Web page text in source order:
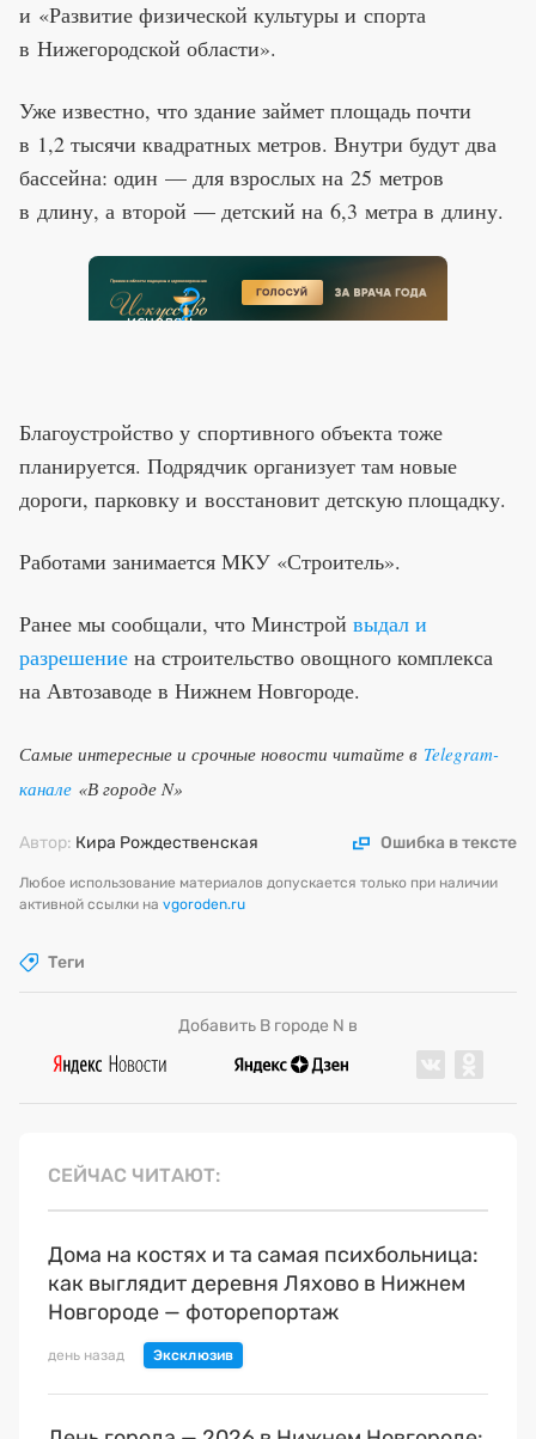
и «Развитие физической культуры и спорта
в Нижегородской области».
Уже известно, что здание займет площадь почти
в 1,2 тысячи квадратных метров. Внутри будут два
бассейна: один — для взрослых на 25 метров
в длину, а второй — детский на 6,3 метра в длину.
Благоустройство у спортивного объекта тоже
планируется. Подрядчик организует там новые
дороги, парковку и восстановит детскую площадку.
Работами занимается МКУ «Строитель».
Ранее мы сообщали, что Минстрой выдал и
разрешение на строительство овощного комплекса
на Автозаводе в Нижнем Новгороде.
Самые интересные и срочные новости читайте в Telegram-
канале «В городе N»
Автор: Кира Рождественская Ошибка в тексте
Любое использование материалов допускается только при наличии
активной ссылки на vgoroden.ru
Теги
Добавить В городе N в
СЕЙЧАС ЧИТАЮТ
Дома на костях и та самая психбольница:
как выглядит деревня Ляхово в Нижнем
Новгороде — фоторепортаж
день назад